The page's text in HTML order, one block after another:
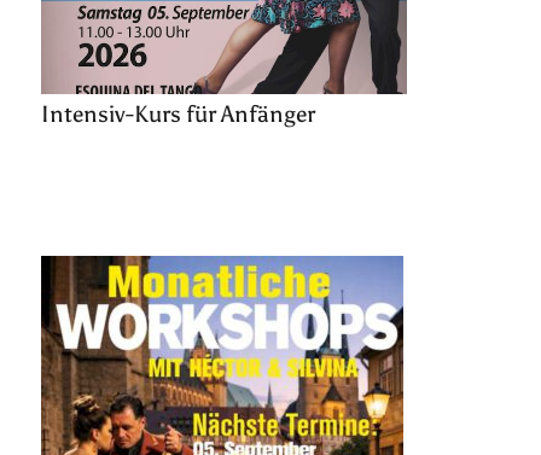
Intensiv-Kurs für Anfänger